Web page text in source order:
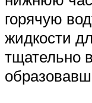
горячую
жидкости
тщательно